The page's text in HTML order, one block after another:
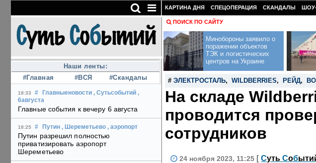
Наши ленты:
#Главная
#ВСЯ #Скандалы
18:33 # Главныеновости , Сутьсобытий ,
6августа
Главные события к вечеру 6 августа
18:25 # Путин , Шереметьево , аэропорт
Путин разрешил полностью
приватизировать аэропорт
Шереметьево
КАРТИНА ДНЯ СПЕЦОПЕРАЦИЯ СКАНДАЛЫ
ПОИСК ПО САЙТУ
Минобороны заявило о
поражении объектов
ТЭК и логистических
центров на Украине
# ЭЛЕКТРОСТАЛЬ, WILDBERRIES, РЕЙД,
На складе
проводится
сотрудников
24 ноября 2023, 11:25 [ Суть Соб